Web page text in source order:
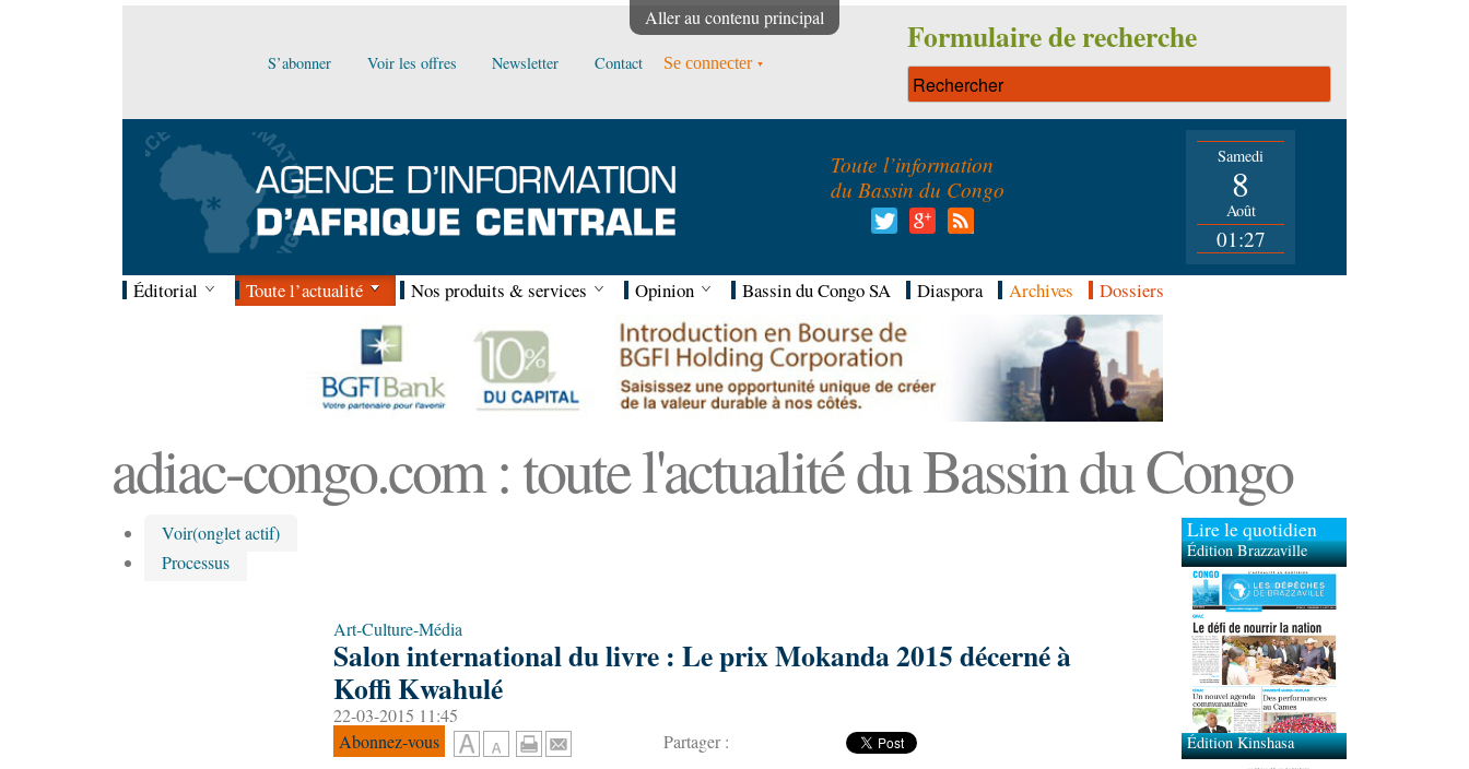
Aller au contenu principal
S’abonner Voir les offres Newsletter Contact Se connecter
Formulaire de recherche
Toute l’information
du Bassin du Congo
Samedi
8
Août
01:27
Éditorial Toute l’actualité Nos produits & services Opinion Bassin du Congo SA Diaspora Archives Dossiers
adiac-congo.com : toute l'actualité du Bassin du Congo
Voir(onglet actif)
Processus
Art-Culture-Média
Salon international du livre : Le prix Mokanda 2015 décerné à
Koffi Kwahulé
22-03-2015 11:45
Abonnez-vous
Partager :
Lire le quotidien
Édition Brazzaville
Édition Kinshasa